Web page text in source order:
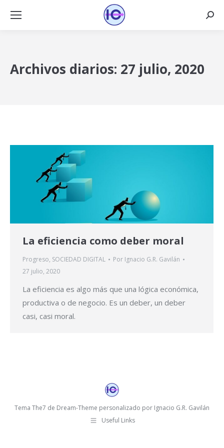
Archivos diarios: 27 julio, 2020
La eficiencia como deber moral
Progreso, SOCIEDAD DIGITAL Por Ignacio G.R. Gavilán
27 julio, 2020
La eficiencia es algo más que una lógica económica,
productiva o de negocio. Es un deber, un deber
casi, casi moral.
Tema The7 de Dream-Theme personalizado por Ignacio G.R. Gavilán
Useful Links